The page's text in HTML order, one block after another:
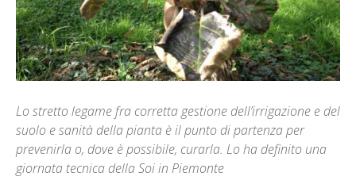
Lo stretto legame fra corretta gestione dell’irrigazione e del
suolo e sanità della pianta è il punto di partenza per
prevenirla o, dove è possibile, curarla. Lo ha definito una
giornata tecnica della Soi in Piemonte